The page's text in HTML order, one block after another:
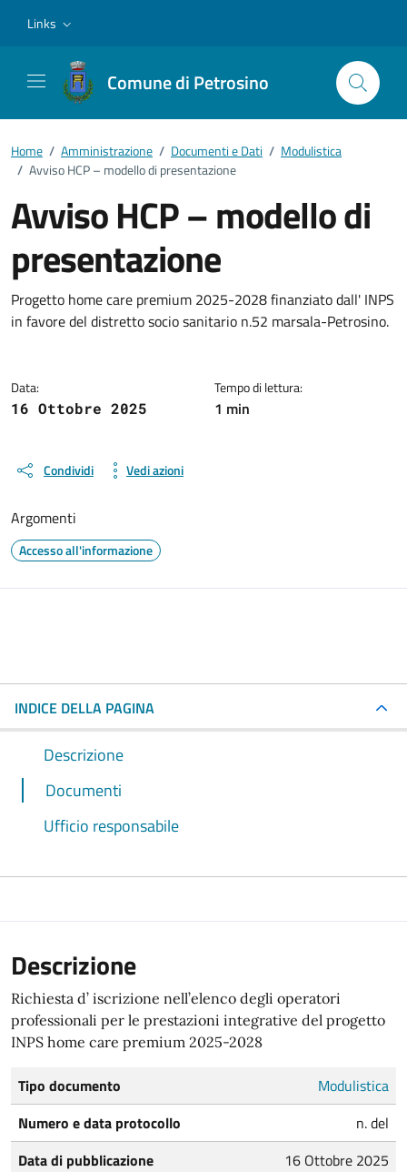
Links
Comune di Petrosino
Home / Amministrazione / Documenti e Dati / Modulistica
/ Avviso HCP – modello di presentazione
Avviso HCP – modello di
presentazione
Dettagli del documento
Progetto home care premium 2025-2028 finanziato dall' INPS
in favore del distretto socio sanitario n.52 marsala-Petrosino.
Data:
16 Ottobre 2025
Tempo di lettura:
1 min
Condividi Vedi azioni
Argomenti
Accesso all'informazione
INDICE DELLA PAGINA
Descrizione
Documenti
Ufficio responsabile
Descrizione
Richiesta d’ iscrizione nell’elenco degli operatori
professionali per le prestazioni integrative del progetto
INPS home care premium 2025-2028
Tipo documento
Modulistica
Numero e data protocollo
n. del
Data di pubblicazione
16 Ottobre 2025